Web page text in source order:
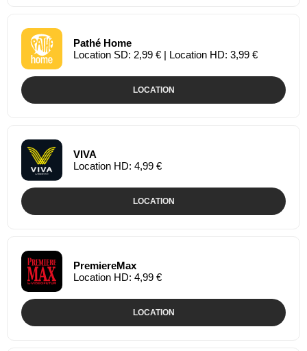
Pathé Home
Location SD: 2,99 € | Location HD: 3,99 €
LOCATION
VIVA
Location HD: 4,99 €
LOCATION
PremiereMax
Location HD: 4,99 €
LOCATION